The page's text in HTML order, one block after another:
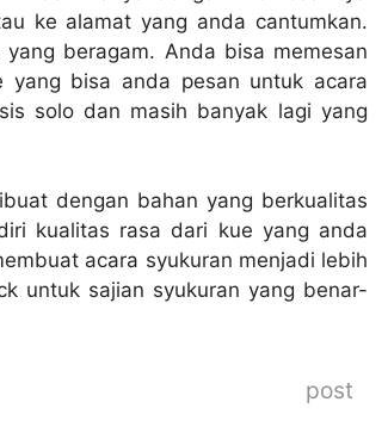
ke alamat yang anda cantumkan.
beragam. Anda bisa memesan
yang bisa anda pesan untuk acara
solo dan masih banyak lagi yang
dengan bahan yang berkualitas
kualitas rasa dari kue yang anda
acara syukuran menjadi lebih
untuk sajian syukuran yang benar-
post